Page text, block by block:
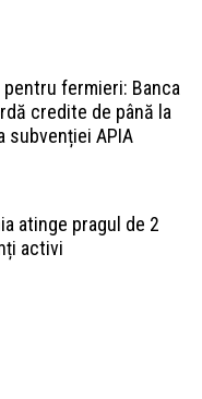
pentru fermieri: Banca
credite de până la
subvenției APIA
atinge pragul de 2
activi